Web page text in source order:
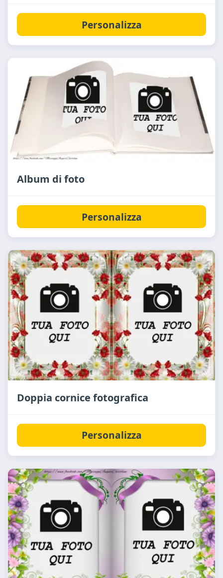
Personalizza
Album di foto
Personalizza
Doppia cornice fotografica
Personalizza